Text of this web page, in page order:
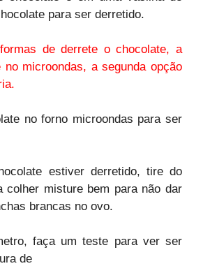
para ser derretido.
de derrete o chocolate, a
no microondas, a segunda opção
no forno microondas para ser
estiver derretido, tire do
colher misture bem para não dar
brancas no ovo.
faça um teste para ver ser
de